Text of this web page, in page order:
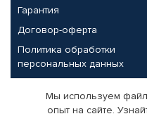
Гарантия
Договор-оферта
Политика обработки
персональных данных
Партнерам
Мы используем
опыт на сайте.